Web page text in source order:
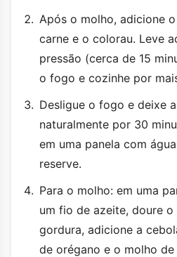
Após o molho, adicione
carne e o colorau. Leve
pressão (cerca de 15
o fogo e cozinhe por
Desligue o fogo e deixe
naturalmente por 30
em uma panela com
reserve.
Para o molho: em uma
um fio de azeite, doure
gordura, adicione a
de orégano e o molho